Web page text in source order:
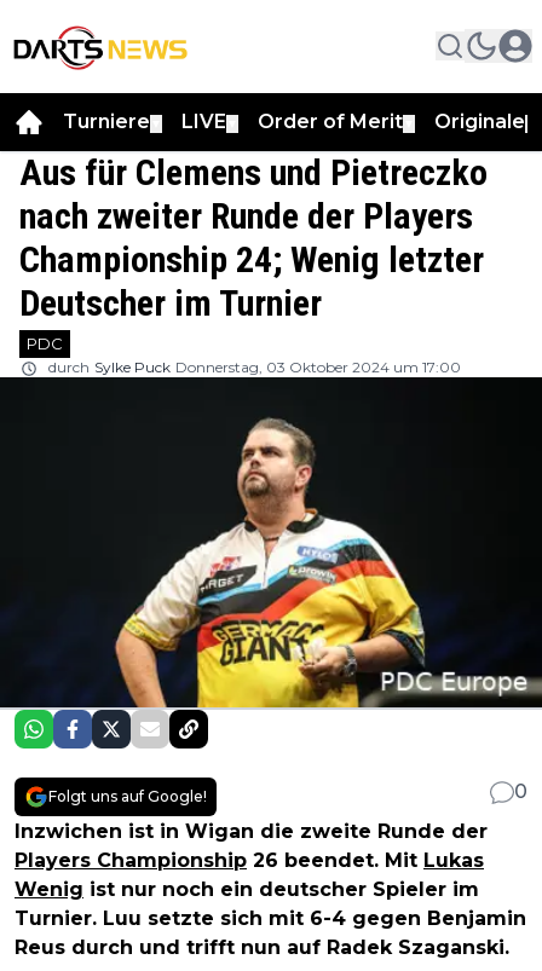
Turniere LIVE Order of Merit Originale
Aus für Clemens und Pietreczko
nach zweiter Runde der Players
Championship 24; Wenig letzter
Deutscher im Turnier
PDC
durch Sylke Puck Donnerstag, 03 Oktober 2024 um 17:00
Folgt uns auf Google!
0
Inzwichen ist in Wigan die zweite Runde der
Players Championship 26 beendet. Mit Lukas
Wenig ist nur noch ein deutscher Spieler im
Turnier. Luu setzte sich mit 6-4 gegen Benjamin
Reus durch und trifft nun auf Radek Szaganski.